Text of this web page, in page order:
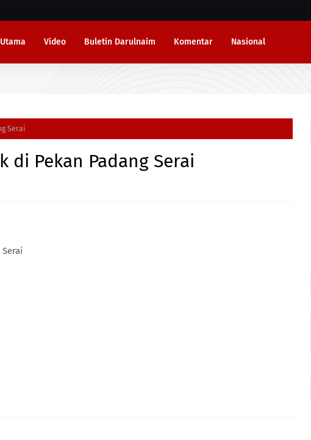
Video Buletin Darulnaim Komentar Nasional
Serai
di Pekan Padang Serai